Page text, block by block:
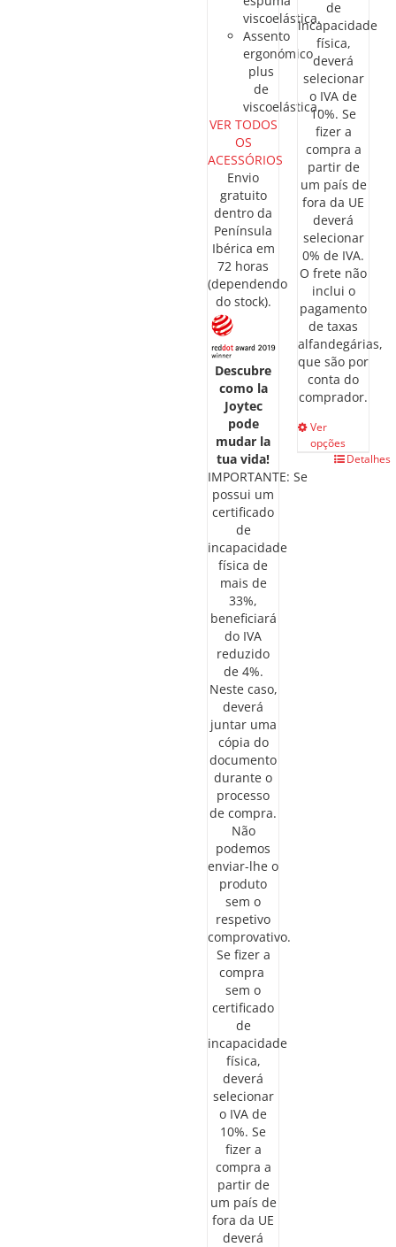
viscoelástica.
Assento
ergonómico
plus
de
viscoelástica.
VER TODOS
OS
ACESSÓRIOS
Envio
gratuito
dentro da
Península
Ibérica em
72 horas
(dependendo
do stock).
Descubre
como la
Joytec
pode
mudar la
tua vida!
IMPORTANTE: Se
possui um
certificado
de
incapacidade
física de
mais de
33%,
beneficiará
do IVA
reduzido
de 4%.
Neste caso,
deverá
juntar uma
cópia do
documento
durante o
processo
de compra.
Não
podemos
enviar-lhe o
produto
sem o
respetivo
comprovativo.
Se fizer a
compra
sem o
certificado
de
incapacidade
física,
deverá
selecionar
o IVA de
10%. Se
fizer a
compra a
partir de
um país de
fora da UE
deverá
de
incapacidade
física,
deverá
selecionar
o IVA de
10%. Se
fizer a
compra a
partir de
um país de
fora da UE
deverá
selecionar
0% de IVA.
O frete não
inclui o
pagamento
de taxas
alfandegárias,
que são por
conta do
comprador.
Ver
opções
ThisDetalhes